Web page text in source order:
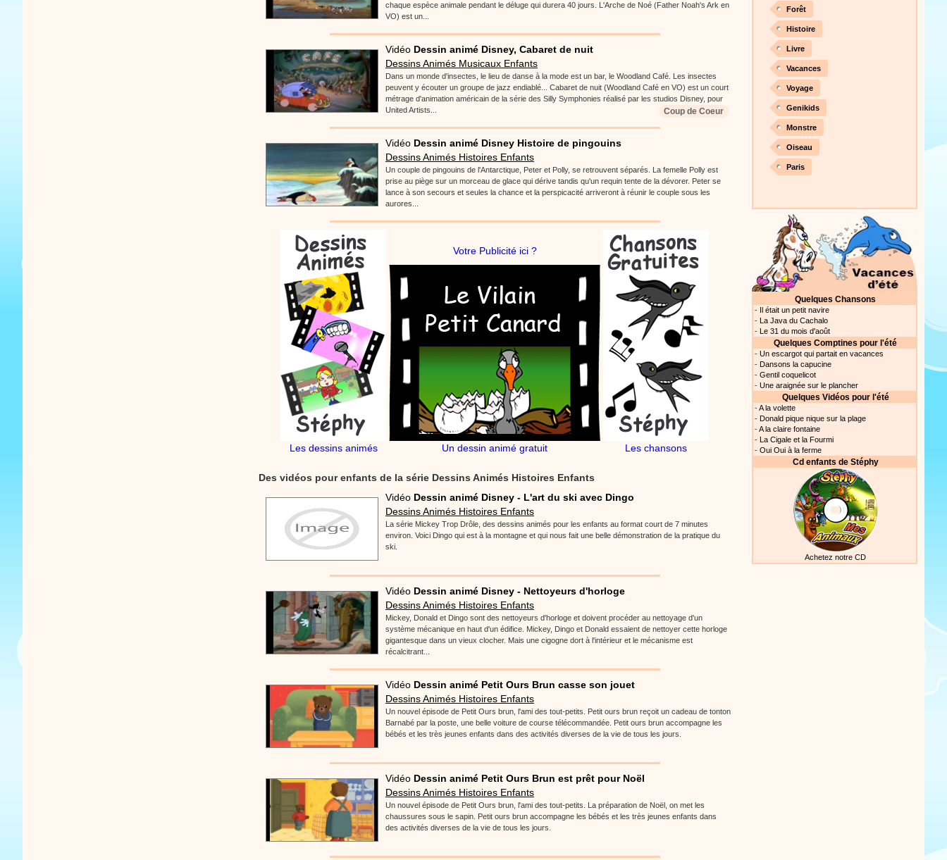
chaque espèce animale pendant le déluge qui durera 40 jours. L'Arche de Noé (Father Noah's Ark en
VO) est un...
Vidéo Dessin animé Disney, Cabaret de nuit
Dessins Animés Musicaux Enfants
Dans un monde d'insectes, le lieu de danse à la mode est un bar, le Woodland Café. Les insectes
peuvent y écouter un groupe de jazz endiablé... Cabaret de nuit (Woodland Café en VO) est un court
métrage d'animation américain de la série des Silly Symphonies réalisé par les studios Disney, pour
United Artists...
Coup de Coeur
Vidéo Dessin animé Disney Histoire de pingouins
Dessins Animés Histoires Enfants
Un couple de pingouins de l'Antarctique, Peter et Polly, se retrouvent séparés. La femelle Polly est
prise au piège sur un morceau de glace qui dérive tandis qu'un requin tente de la dévorer. Peter se
lance à son secours et seules la chance et la perspicacité arriveront à réunir le couple sous les
aurores...
Les dessins animés
Votre Publicité ici ?
Un dessin animé gratuit Les chansons
Des vidéos pour enfants de la série Dessins Animés Histoires Enfants
Vidéo Dessin animé Disney - L'art du ski avec Dingo
Dessins Animés Histoires Enfants
La série Mickey Trop Drôle, des dessins animés pour les enfants au format court de 7 minutes
environ. Voici Dingo qui est à la montagne et qui nous fait une belle démonstration de la pratique du
ski.
Vidéo Dessin animé Disney - Nettoyeurs d'horloge
Dessins Animés Histoires Enfants
Mickey, Donald et Dingo sont des nettoyeurs d'horloge et doivent procéder au nettoyage d'un
système mécanique en haut d'un édifice. Mickey, Dingo et Donald essaient de nettoyer cette horloge
gigantesque dans un vieux clocher. Mais une cigogne dort à l'intérieur et le mécanisme est
récalcitrant...
Vidéo Dessin animé Petit Ours Brun casse son jouet
Dessins Animés Histoires Enfants
Un nouvel épisode de Petit Ours brun, l'ami des tout-petits. Petit ours brun reçoit un cadeau de tonton
Barnabé par la poste, une belle voiture de course télécommandée. Petit ours brun accompagne les
bébés et les très jeunes enfants dans des activités diverses de la vie de tous les jours.
Vidéo Dessin animé Petit Ours Brun est prêt pour Noël
Dessins Animés Histoires Enfants
Un nouvel épisode de Petit Ours brun, l'ami des tout-petits. La préparation de Noël, on met les
chaussures sous le sapin. Petit ours brun accompagne les bébés et les très jeunes enfants dans
des activités diverses de la vie de tous les jours.
Forêt
Histoire
Livre
Vacances
Voyage
Genikids
Monstre
Oiseau
Paris
Quelques Chansons
- Il était un petit navire
- La Java du Cachalo
- Le 31 du mois d'août
Quelques Comptines pour l'été
- Un escargot qui partait en vacances
- Dansons la capucine
- Gentil coquelicot
- Une araignée sur le plancher
Quelques Vidéos pour l'été
-A la volette
- Donald pique nique sur la plage
-A la claire fontaine
- La Cigale et la Fourmi
- Oui Oui à la ferme
Cd enfants de Stéphy
Achetez notre CD